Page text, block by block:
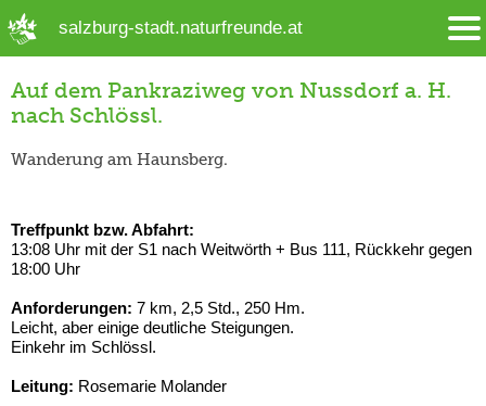
salzburg-stadt.naturfreunde.at
Auf dem Pankraziweg von Nussdorf a. H.
nach Schlössl.
Wanderung am Haunsberg.
Treffpunkt bzw. Abfahrt:
13:08 Uhr mit der S1 nach Weitwörth + Bus 111, Rückkehr gegen
18:00 Uhr
Anforderungen: 7 km, 2,5 Std., 250 Hm.
Leicht, aber einige deutliche Steigungen.
Einkehr im Schlössl.
Leitung: Rosemarie Molander